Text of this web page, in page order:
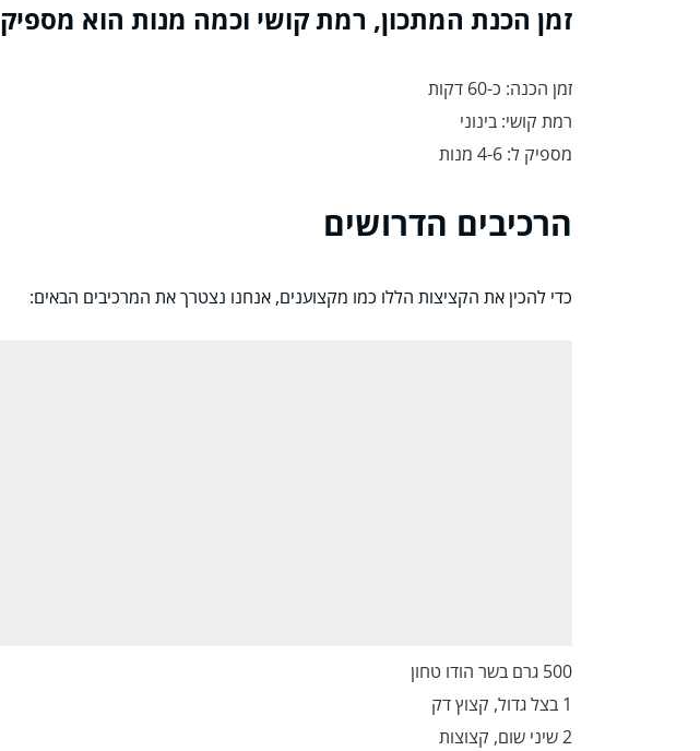
זמן הכנת המתכון, רמת קושי וכמה מנות הוא מספיק
זמן הכנה: כ-60 דקות
רמת קושי: בינוני
מספיק ל: 4-6 מנות
הרכיבים הדרושים
כדי להכין את הקציצות הללו כמו מקצוענים, אנחנו נצטרך את המרכיבים הבאים:
500 גרם בשר הודו טחון
1 בצל גדול, קצוץ דק
2 שיני שום, קצוצות